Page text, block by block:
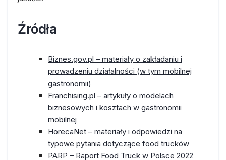
Źródła
Biznes.gov.pl – materiały o zakładaniu i
prowadzeniu działalności (w tym mobilnej
gastronomii)
Franchising.pl – artykuły o modelach
biznesowych i kosztach w gastronomii
mobilnej
HorecaNet – materiały i odpowiedzi na
typowe pytania dotyczące food trucków
PARP – Raport Food Truck w Polsce 2022